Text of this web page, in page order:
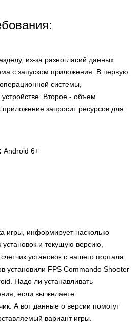
из-за разногласий данных
с запуском приложения. В первую
системы,
Второе - объем
приложение запросит ресурсов для
Android 6+
игры, информирует насколько
установок и текущую версию,
установок с нашего портала
установили FPS Commando Shooter
Надо ли устанавливать
если вы желаете
А вот данные о версии помогут
вариант игры.